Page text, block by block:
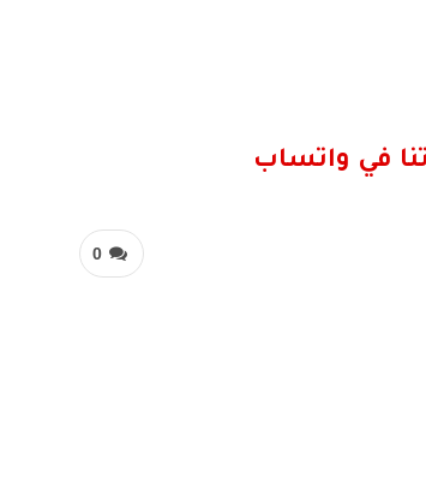
في واتساب
0